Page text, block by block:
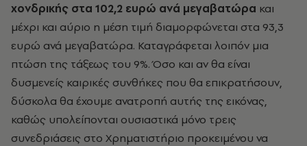
χονδρικής στα 102,2 ευρώ ανά μεγαβατώρα και
μέχρι και αύριο η μέση τιμή διαμορφώνεται στα 93,3
ευρώ ανά μεγαβατώρα. Καταγράφεται λοιπόν μια
πτώση της τάξεως του 9%. Όσο και αν θα είναι
δυσμενείς καιρικές συνθήκες που θα επικρατήσουν,
δύσκολα θα έχουμε ανατροπή αυτής της εικόνας,
καθώς υπολείπονται ουσιαστικά μόνο τρεις
συνεδριάσεις στο Χρηματιστήριο προκειμένου να